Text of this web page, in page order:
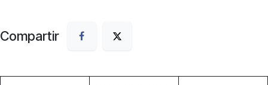
Compartir